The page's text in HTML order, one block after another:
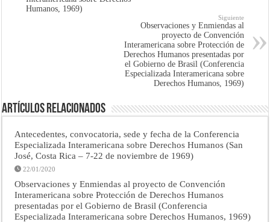
Humanos, 1969)
Siguiente
Observaciones y Enmiendas al
proyecto de Convención
Interamericana sobre Protección de
Derechos Humanos presentadas por
el Gobierno de Brasil (Conferencia
Especializada Interamericana sobre
Derechos Humanos, 1969)
Artículos Relacionados
Antecedentes, convocatoria, sede y fecha de la Conferencia
Especializada Interamericana sobre Derechos Humanos (San
José, Costa Rica – 7-22 de noviembre de 1969)
22/01/2020
Observaciones y Enmiendas al proyecto de Convención
Interamericana sobre Protección de Derechos Humanos
presentadas por el Gobierno de Brasil (Conferencia
Especializada Interamericana sobre Derechos Humanos, 1969)